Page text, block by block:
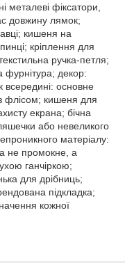
металеві фіксатори,
довжину лямок;
кишеня на
кріплення для
ручка-петля;
фурнітура; декор:
всередині: основне
флісом; кишеня для
екрана; бічна
або невеликого
матеріалу:
не промокне, а
ганчіркою;
для дрібниць;
підкладка;
кожної